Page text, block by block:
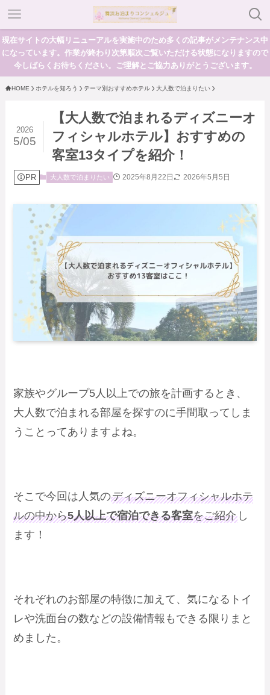
現在サイトの大幅リニューアルを実施中のため多くの記事がメンテナンス中
になっています。作業が終わり次第順次ご覧いただける状態になりますので
今しばらくお待ちください。ご理解とご協力ありがとうございます。
HOME ホテルを知ろう テーマ別おすすめホテル 大人数で泊まりたい
【大人数で泊まれるディズニーオ
フィシャルホテル】おすすめの
客室13タイプを紹介！
2026
5/05
PR 大人数で泊まりたい 2025年8月22日 2026年5月5日
家族やグループ5人以上での旅を計画するとき、
大人数で泊まれる部屋を探すのに手間取ってしま
うことってありますよね。
そこで今回は人気のディズニーオフィシャルホテ
ルの中から5人以上で宿泊できる客室をご紹介 し
ます！
それぞれのお部屋の特徴に加えて、気になるトイ
レや洗面台の数などの設備情報もできる限りまと
めました。